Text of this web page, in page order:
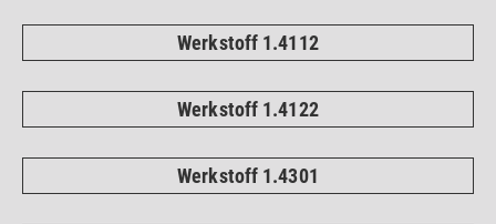
Werkstoff 1.4112
Werkstoff 1.4122
Werkstoff 1.4301